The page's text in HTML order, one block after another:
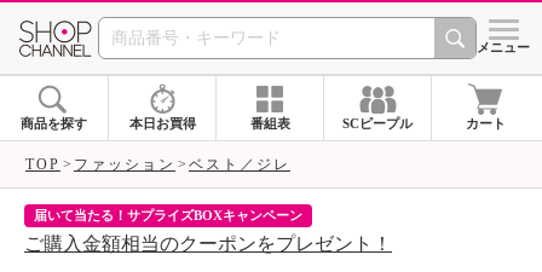
SHOP CHANNEL シメニュー
商品を探す 本日お買得 番組表 SCピープル カート
TOP ファッション ベスト／ジレ
届いて当たる！サプライズBOXキャンペーン
ご購入金額相当のクーポンをプレゼント！